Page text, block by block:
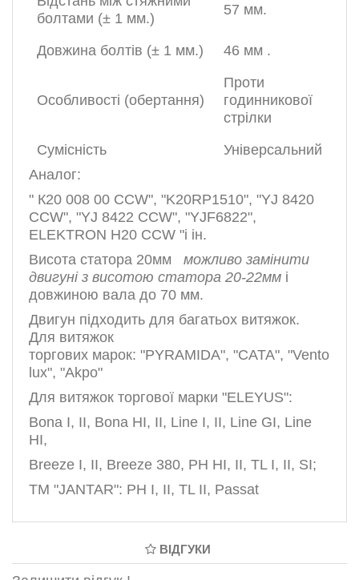
болтами (± 1 мм.)
57 мм.
Довжина болтів (± 1 мм.) 46 мм .
Особливості (обертання)
Проти
годинникової
стрілки
Сумісність
Універсальний
Аналог:
" К20 008 00 ССW", "K20RP1510", "YJ 8420
CCW", "YJ 8422 CCW", "YJF6822",
ELEKTRON H20 CCW "і ін.
Висота статора 20мм можливо замінити
двигуні з висотою статора 20-22мм і
довжиною вала до 70 мм.
Двигун підходить для багатьох витяжок.
Для витяжок
торгових марок: "PYRAMIDA", "CATA", "Vento
lux", "Akpo"
Для витяжок торгової марки "ELEYUS":
Bona I, II, Bona HI, II, Line I, II, Line GI, Line
HI,
Breeze I, II, Breeze 380, PH HI, II, TL I, II, SI;
ТМ "JANTAR": PH I, II, TL II, Passat
ВІДГУКИ